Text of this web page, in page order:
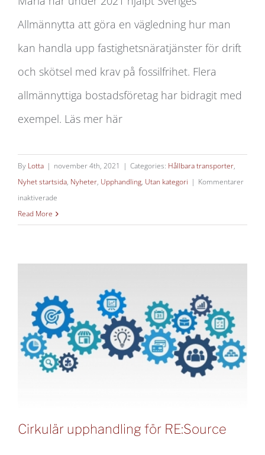
Fossilfrihet för fastighetsnära tjänster
Allmännytta att göra en vägledning hur man
kan handla upp fastighetsnäratjänster för drift
och skötsel med krav på fossilfrihet. Flera
allmännyttiga bostadsföretag har bidragit med
exempel. Läs mer här
By Lotta | november 4th, 2021 | Categories: Hållbara transporter,
Nyhet startsida, Nyheter, Upphandling, Utan kategori | Kommentarer
inaktiverade
Fossilfrihet
Read More
Cirkulär upphandling för RE:Source